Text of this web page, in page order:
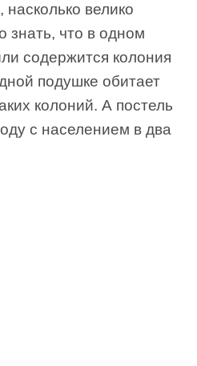
велико
знать, что в одном
содержится колония
подушке обитает
колоний. А постель
с населением в два